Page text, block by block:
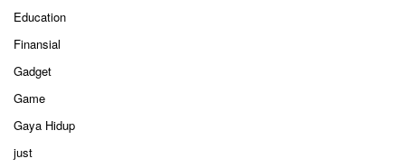
Education
Finansial
Gadget
Game
Gaya Hidup
just